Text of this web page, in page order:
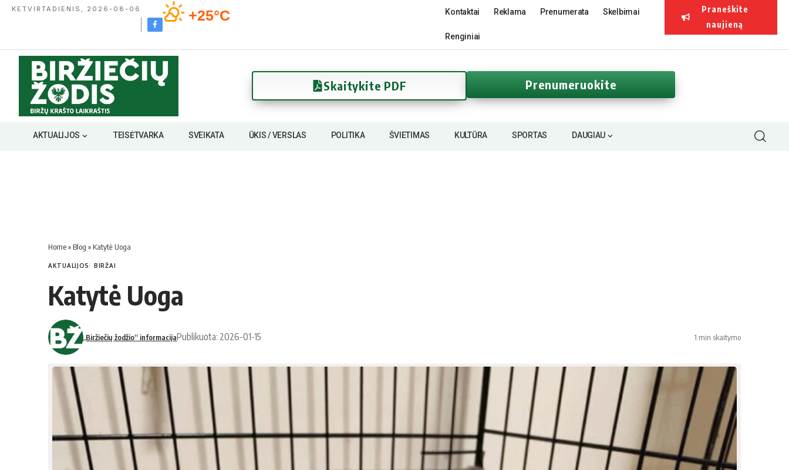
KETVIRTADIENIS, 2026-08-06 +25°C Kontaktai Reklama Prenumerata Skelbimai
Renginiai
Praneškite
naujieną
Skaitykite PDF Prenumeruokite
AKTUALIJOS TEISĖTVARKA SVEIKATA ŪKIS / VERSLAS POLITIKA ŠVIETIMAS KULTŪRA SPORTAS DAUGIAU
Home» Blog » Katytė Uoga
AKTUALIJOS BIRŽAI
Katytė Uoga
„Biržiečių žodžio“ informacijaPublikuota: 2026-01-15 1 min skaitymo